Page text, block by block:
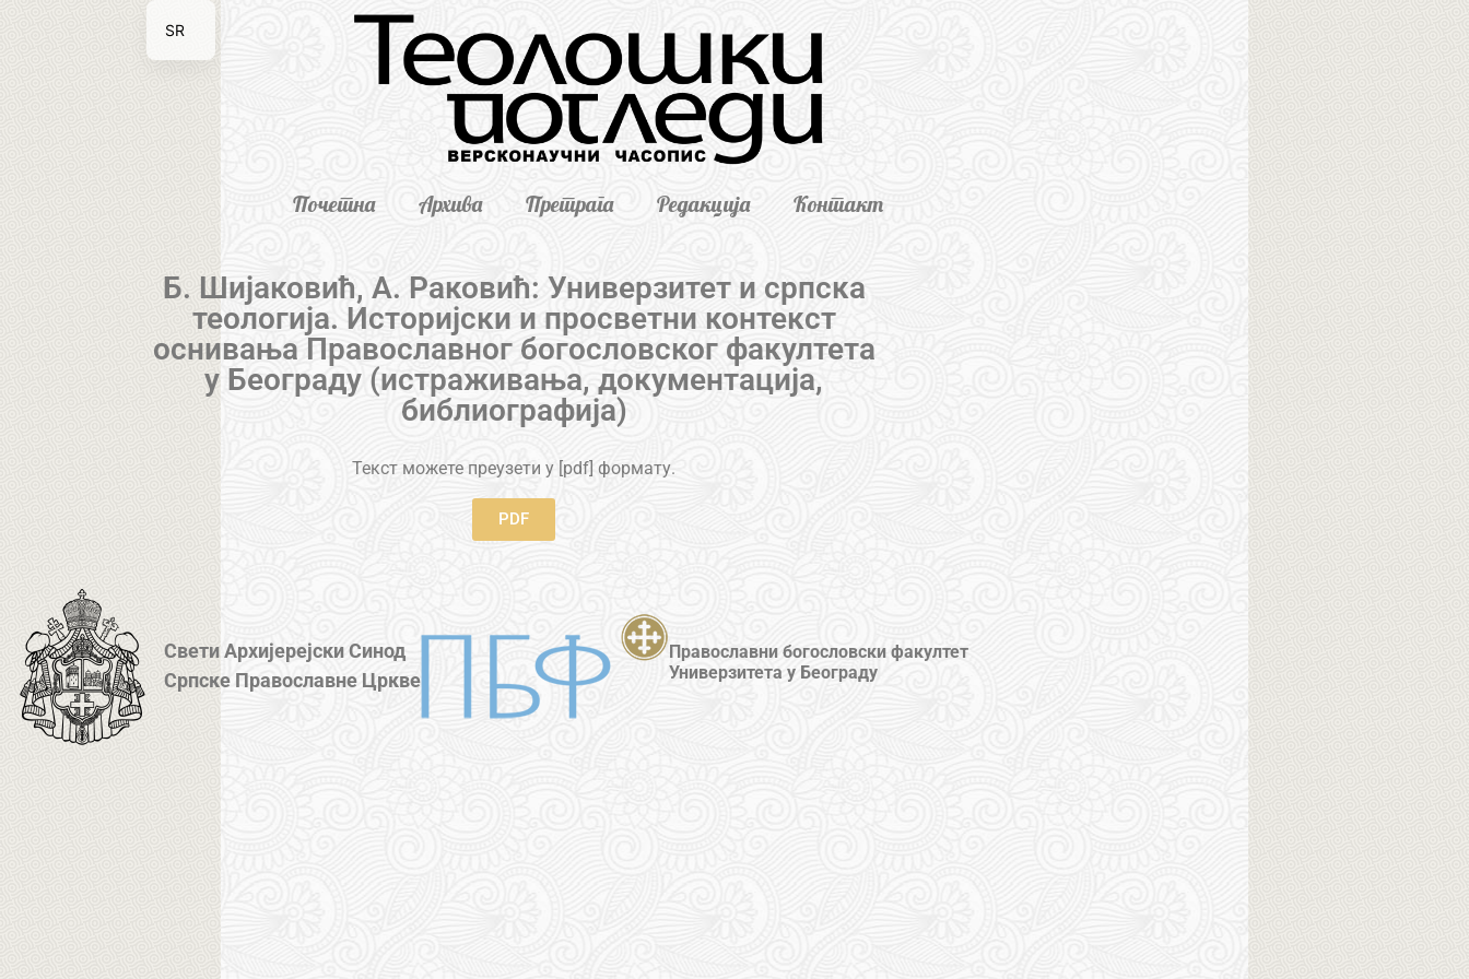
Почетна Архива Претрага Редакција Контакт
Б. Шијаковић, А. Раковић: Универзитет и српска
теологија. Историјски и просветни контекст
оснивања Православног богословског факултета
у Београду (истраживања, документација,
библиографија)
Текст можете преузети у [pdf] формату.
PDF
Свети Архијерејски Синод
Српске Православне Цркве
Православни богословски факултет
Универзитета у Београду
SR
EN